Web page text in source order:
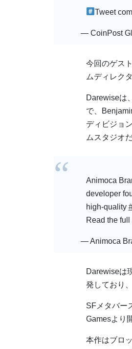
Tweet
— CoinPost
今回のゲス
ムディレク
Darewiseは
で、
ディビジョ
ムスタジオだ
Animoca
developer
high-quality
Read the full
— Animoca
Darewiseは
発しており
SFメタバー
Gamesより
本作はブロ